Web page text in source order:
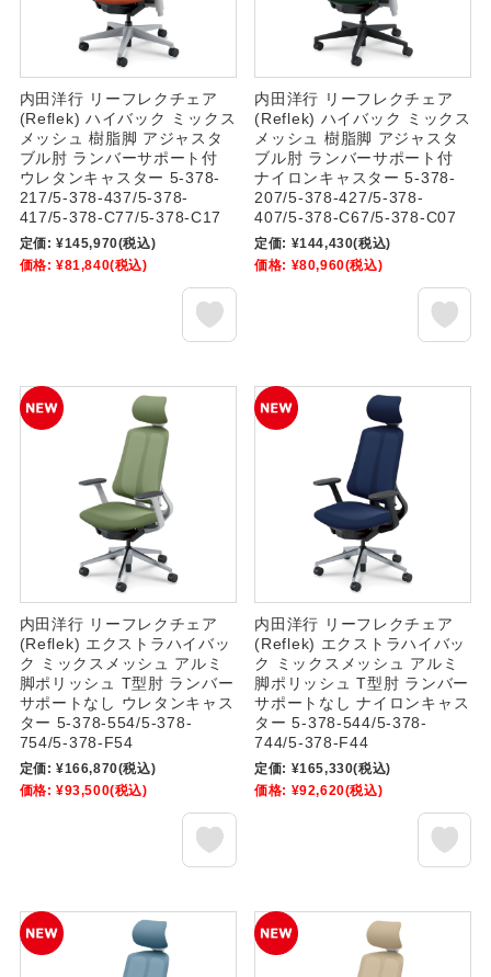
内田洋行 リーフレクチェア
(Reflek) ハイバック ミックス
メッシュ 樹脂脚 アジャスタ
ブル肘 ランバーサポート付
ウレタンキャスター 5-378-
217/5-378-437/5-378-
417/5-378-C77/5-378-C17
定価: ¥145,970(税込)
価格: ¥81,840(税込)
内田洋行 リーフレクチェア
(Reflek) ハイバック ミックス
メッシュ 樹脂脚 アジャスタ
ブル肘 ランバーサポート付
ナイロンキャスター 5-378-
207/5-378-427/5-378-
407/5-378-C67/5-378-C07
定価: ¥144,430(税込)
価格: ¥80,960(税込)
内田洋行 リーフレクチェア
(Reflek) エクストラハイバッ
ク ミックスメッシュ アルミ
脚ポリッシュ T型肘 ランバー
サポートなし ウレタンキャス
ター 5-378-554/5-378-
754/5-378-F54
定価: ¥166,870(税込)
価格: ¥93,500(税込)
内田洋行 リーフレクチェア
(Reflek) エクストラハイバッ
ク ミックスメッシュ アルミ
脚ポリッシュ T型肘 ランバー
サポートなし ナイロンキャス
ター 5-378-544/5-378-
744/5-378-F44
定価: ¥165,330(税込)
価格: ¥92,620(税込)